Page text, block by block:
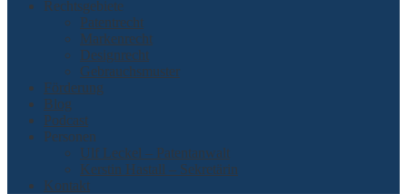
Rechtsgebiete
Patentrecht
Markenrecht
Designrecht
Gebrauchsmuster
Förderung
Blog
Podcast
Personen
Ulf Leckel – Patentanwalt
Kerstin Hastall – Sekretärin
Kontakt